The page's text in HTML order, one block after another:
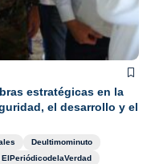
estratégicas en la
el desarrollo y el
Deultimominuto
ElPeriódicodelaVerdad